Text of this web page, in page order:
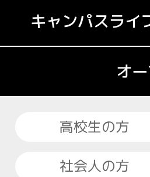
キャンパスライ
オ
高校生の方
社会人の方